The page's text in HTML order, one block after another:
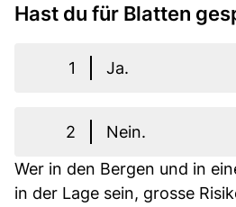
Hast du für Blatten
1 Ja.
2
Nein.
Wer in den Bergen und in
in der Lage sein, grosse